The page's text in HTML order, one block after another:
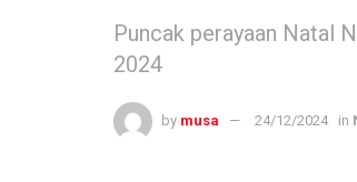
Puncak perayaan Natal
2024
by musa 24/12/2024 in